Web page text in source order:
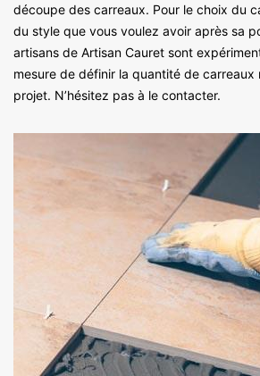
découpe des carreaux. Pour le choix du
du style que vous voulez avoir après sa
artisans de Artisan Cauret sont
mesure de définir la quantité de carreaux
projet. N’hésitez pas à le contacter.